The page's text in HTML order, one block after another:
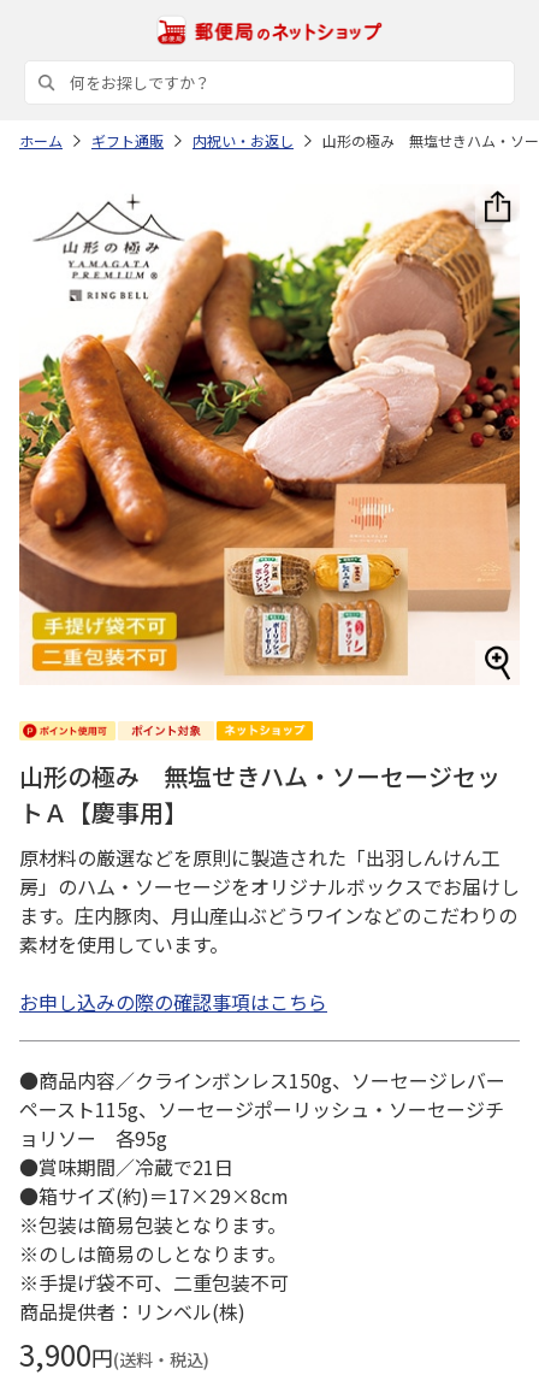
ホーム ギフト通販 内祝い・お返し 山形の極み 無塩せきハム・ソ
山形の極み 無塩せきハム・ソーセージセッ
トＡ【慶事用】
原材料の厳選などを原則に製造された「出羽しんけん工
房」のハム・ソーセージをオリジナルボックスでお届けし
ます。庄内豚肉、月山産山ぶどうワインなどのこだわりの
素材を使用しています。
お申し込みの際の確認事項はこちら
●商品内容／クラインボンレス150g、ソーセージレバー
ペースト115g、ソーセージポーリッシュ・ソーセージチ
ョリソー 各95g
●賞味期間／冷蔵で21日
●箱サイズ(約)＝17×29×8cm
※包装は簡易包装となります。
※のしは簡易のしとなります。
※手提げ袋不可、二重包装不可
商品提供者：リンベル(株)
3,900円(送料・税込)